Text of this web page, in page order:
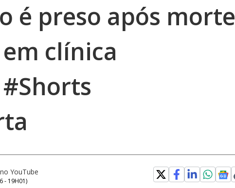
é preso após morte
clínica
YouTube
- 19H01)